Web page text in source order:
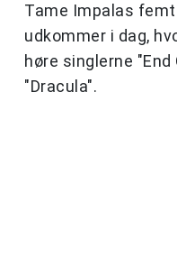
Tame Impalas
udkommer i dag,
høre singlerne
"Dracula".